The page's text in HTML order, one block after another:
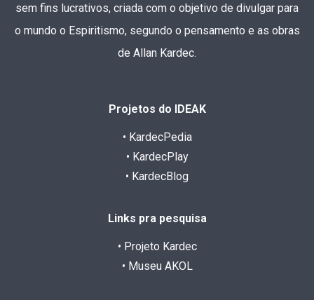
sem fins lucrativos, criada com o objetivo de divulgar para
o mundo o Espiritismo, segundo o pensamento e as obras
de Allan Kardec.
Projetos do IDEAK
• KardecPedia
• KardecPlay
• KardecBlog
Links pra pesquisa
• Projeto Kardec
• Museu AKOL